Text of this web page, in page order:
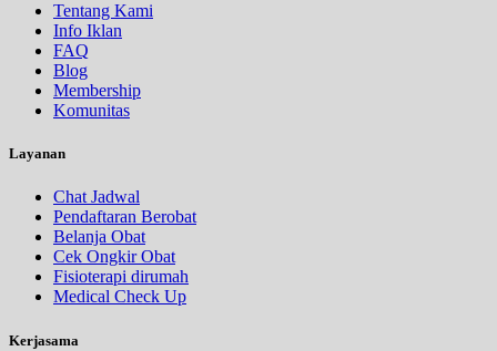
Tentang Kami
Info Iklan
FAQ
Blog
Membership
Komunitas
Layanan
Chat Jadwal
Pendaftaran Berobat
Belanja Obat
Cek Ongkir Obat
Fisioterapi dirumah
Medical Check Up
Kerjasama